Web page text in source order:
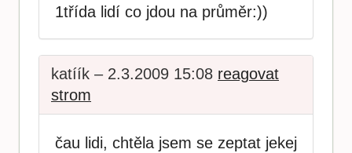
1třída lidí co jdou na průměr:))
katíík – 2.3.2009 15:08 reagovat
strom
čau lidi, chtěla jsem se zeptat jekej